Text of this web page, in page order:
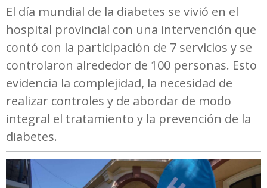
El día mundial de la diabetes se vivió en el
hospital provincial con una intervención que
contó con la participación de 7 servicios y se
controlaron alrededor de 100 personas. Esto
evidencia la complejidad, la necesidad de
realizar controles y de abordar de modo
integral el tratamiento y la prevención de la
diabetes.